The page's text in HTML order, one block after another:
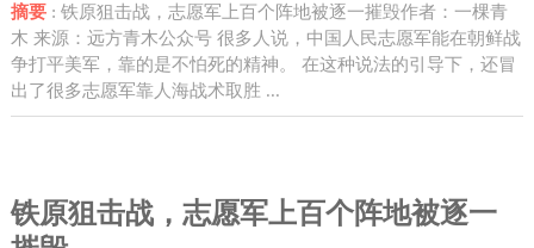
摘要: 铁原狙击战，志愿军上百个阵地被逐一摧毁作者：一棵青
木 来源：远方青木公众号 很多人说，中国人民志愿军能在朝鲜战
争打平美军，靠的是不怕死的精神。 在这种说法的引导下，还冒
出了很多志愿军靠人海战术取胜 ...
铁原狙击战，志愿军上百个阵地被逐一